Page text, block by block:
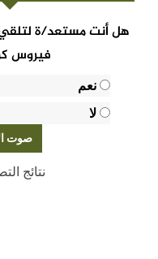
هل أنت مستعد/ة
فيروس
نعم
لا
نتائج